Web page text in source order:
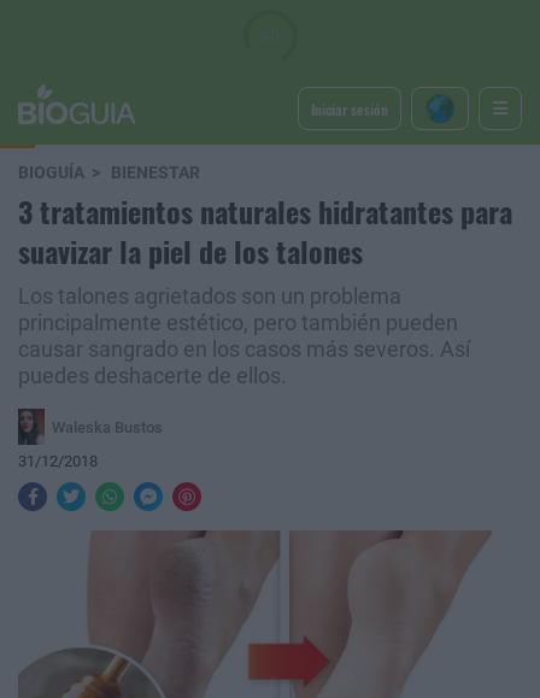
Iniciar sesión
BIOGUÍA BIENESTAR
3 tratamientos naturales hidratantes para
suavizar la piel de los talones
Los talones agrietados son un problema
principalmente estético, pero también pueden
causar sangrado en los casos más severos. Así
puedes deshacerte de ellos.
Waleska Bustos
31/12/2018